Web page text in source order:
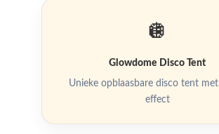
🪩
Glowdome Disco Tent
Unieke opblaasbare disco tent
effect